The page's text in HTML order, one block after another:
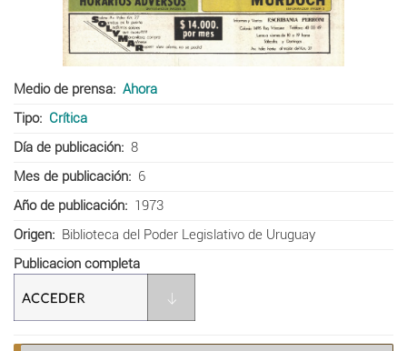
Medio de prensa
Ahora
Tipo
Crítica
Día de publicación
8
Mes de publicación
6
Año de publicación
1973
Origen
Biblioteca del Poder Legislativo de Uruguay
Publicacion completa